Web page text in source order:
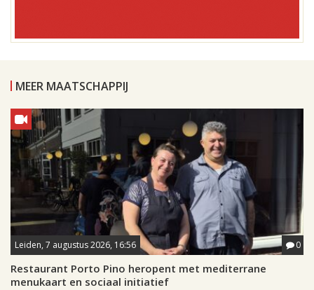
MEER MAATSCHAPPIJ
Leiden, 7 augustus 2026, 16:56 0
Restaurant Porto Pino heropent met mediterrane
menukaart en sociaal initiatief